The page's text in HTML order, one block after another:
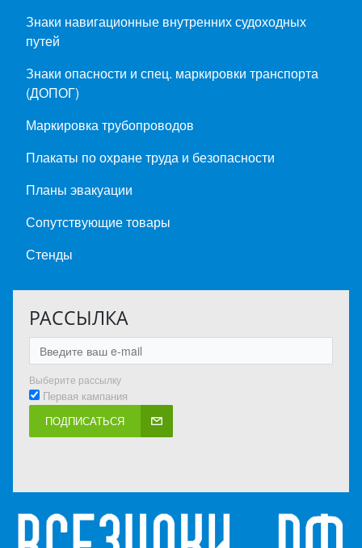
Знаки навигационные внутренних судоходных
путей
Знаки опасности и спец. маркировки транспорта
(ДОПОГ)
Маркировка трубопроводов
Плакаты по охране труда и безопасности
Планы эвакуации
Сопутствующие товары
Стенды
РАССЫЛКА
Выберите рассылку
Первая кампания
ПОДПИСАТЬСЯ